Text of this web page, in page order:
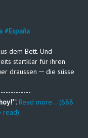
#España
dem Bett. Und
startklar für ihren
draussen ─ die süsse
. Read more... (688
read)